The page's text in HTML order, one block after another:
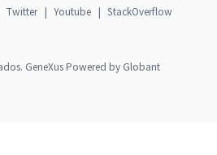
Twitter | Youtube | StackOverflow
GeneXus Powered by Globant